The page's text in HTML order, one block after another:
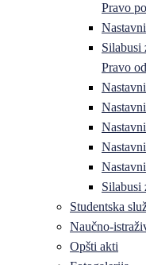
Pravo
Silabusi
Pravo
Silabusi
Studentska
Naučno-
Opšti akti